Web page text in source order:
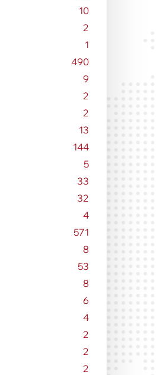
10
2
1
490
9
2
2
13
144
5
33
32
4
571
8
53
8
6
4
2
2
2